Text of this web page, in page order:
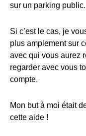
sur un parking public.
Si c’est le cas, je
plus amplement sur
avec qui vous aurez
regarder avec vous
compte.
Mon but à moi était
cette aide !